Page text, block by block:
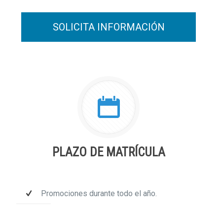
PLAZO DE MATRÍCULA
Promociones durante todo el año.